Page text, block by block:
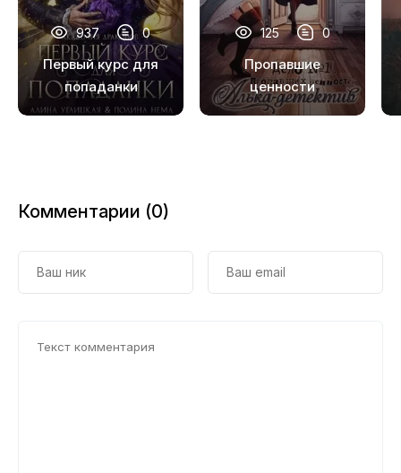
937 0
Первый курс для
попаданки
125 0
Пропавшие
ценности
Комментарии (0)